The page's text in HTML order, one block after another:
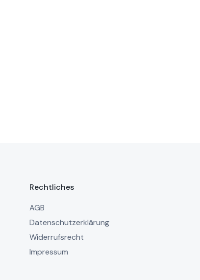
Rechtliches
AGB
Datenschutzerklärung
Widerrufsrecht
Impressum